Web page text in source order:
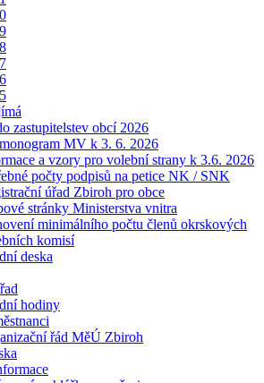
zastupitelstev obcí 2026
MV k 3. 6. 2026
a vzory pro volební strany k 3.6. 2026
počty podpisů na petice NK / SNK
úřad Zbiroh pro obce
stránky Ministerstva vnitra
minimálního počtu členů okrskových
komisí
deska
hodiny
řád MěÚ Zbiroh